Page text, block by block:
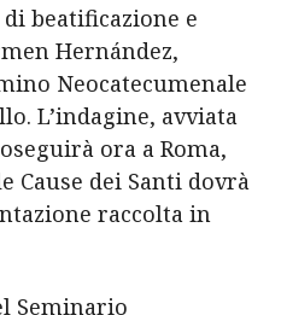
beatificazione e
Hernández,
Neocatecumenale
L’indagine, avviata
ora a Roma,
Cause dei Santi dovrà
raccolta in
Seminario